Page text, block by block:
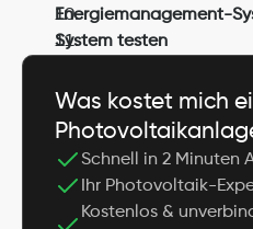
Energiemanagement-
System testen
Was kostet mich
Schnell in 2 Minuten
Ihr Photovoltaik-
Kostenlos &